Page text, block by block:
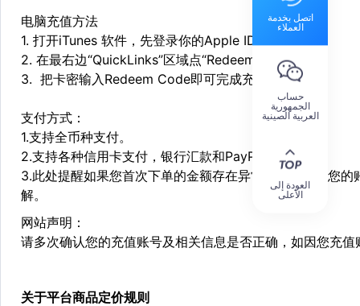
电脑充值方法
1. 打开iTunes 软件，先登录你的Apple ID
2. 在最右边“QuickLinks”区域点“Redeem”
3. 把卡密输入Redeem Code即可完成充值
支付方式：
1.支持全币种支付。
2.支持各种信用卡支付，银行汇款和PayPal账户支付。
3.此处提醒如果您首次下单的金额存在异常，为了确保您
解。
网站声明：
请多次确认您的充值账号及相关信息是否正确，如因您充
关于平台商品定价规则
اتصل بخدمة
العملاء
حساب
الجمهورية
العربية الصينية
العودة إلى
الأعلى